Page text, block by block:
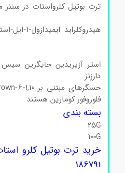
ترت بوتیل کلرواستات در سنتز
هیدروکلراید ایمیدازول-1-ایل-استیک اسید
استر آزیریدین جایگزین سیس
دارزنزترت بوتیل کلرو استات ترت
فلوروفور کومارین هستندترت بوتیل
بسته بندیترت بوتیل
25G
100G
خرید ترت بوتیل کلرو استات
186791